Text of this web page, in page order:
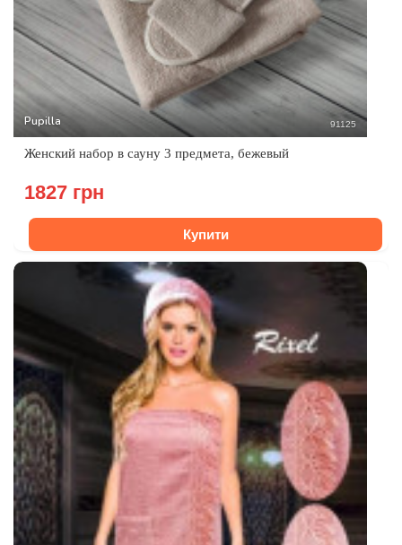
Pupilla 91125
Женский набор в сауну 3 предмета, бежевый
1827 грн
Купити